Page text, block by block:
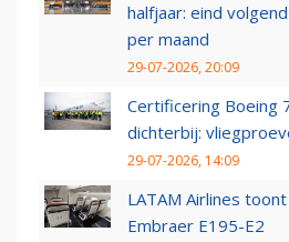
halfjaar: eind
per maand
29-07-2026, 20:09
Certificering Boeing
dichterbij:
29-07-2026, 14:09
LATAM Airlines
Embraer E195-E2